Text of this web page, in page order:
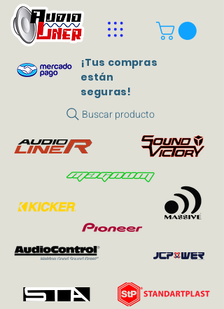
Buscar producto
¡Tus compras
están
seguras!